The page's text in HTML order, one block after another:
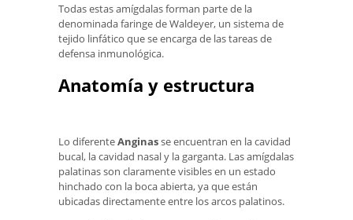
Todas estas amígdalas forman parte de la
denominada faringe de Waldeyer, un sistema de
tejido linfático que se encarga de las tareas de
defensa inmunológica.
Anatomía y estructura
Lo diferenteAnginasse encuentran en la cavidad
bucal, la cavidad nasal y la garganta. Las amígdalas
palatinas son claramente visibles en un estado
hinchado con la boca abierta, ya que están
ubicadas directamente entre los arcos palatinos.